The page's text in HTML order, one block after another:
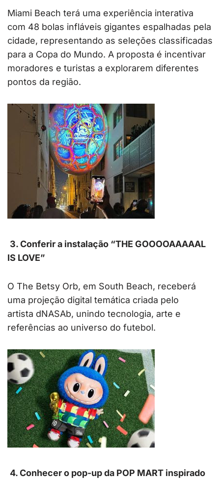
Miami Beach terá uma experiência interativa
com 48 bolas infláveis gigantes espalhadas pela
cidade, representando as seleções classificadas
para a Copa do Mundo. A proposta é incentivar
moradores e turistas a explorarem diferentes
pontos da região.
3. Conferir a instalação “THE GOOOOAAAAAL
IS LOVE”
O The Betsy Orb, em South Beach, receberá
uma projeção digital temática criada pelo
artista dNASAb, unindo tecnologia, arte e
referências ao universo do futebol.
4. Conhecer o pop-up da POP MART inspirado